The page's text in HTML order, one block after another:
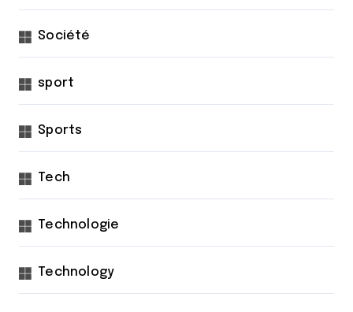
Société
sport
Sports
Tech
Technologie
Technology